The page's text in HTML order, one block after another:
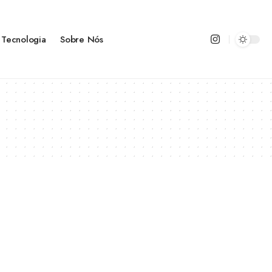
Tecnologia Sobre Nós